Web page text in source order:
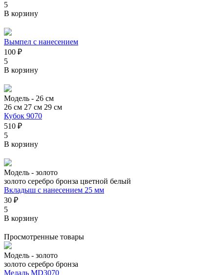
5
В корзину
Вымпел с нанесением
100 ₽
5
В корзину
Модель - 26 см
26 см 27 см 29 см
Кубок 9070
510 ₽
5
В корзину
Модель - золото
золото серебро бронза цветной белый
Вкладыш с нанесением 25 мм
30 ₽
5
В корзину
Просмотренные товары
Модель - золото
золото серебро бронза
Медаль MD3070